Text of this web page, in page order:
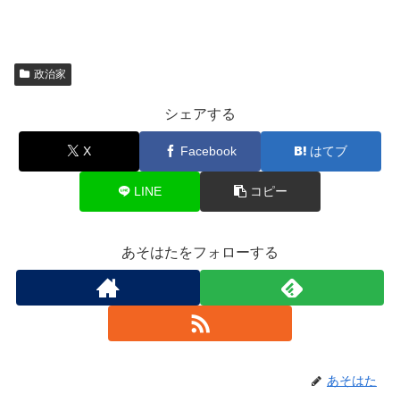
政治家
シェアする
X Facebook はてブ
LINE コピー
あそはたをフォローする
あそはた